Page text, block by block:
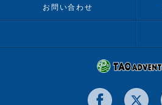
お問い合わせ